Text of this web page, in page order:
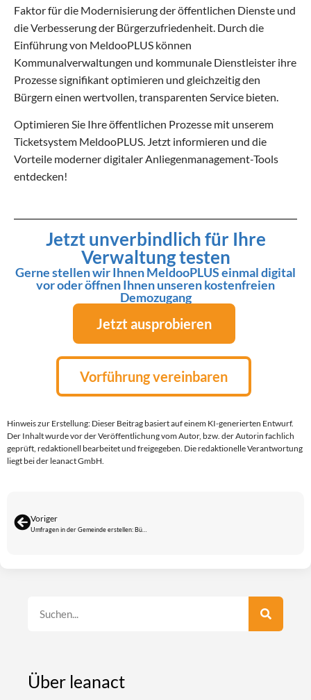
Faktor für die Modernisierung der öffentlichen Dienste und
die Verbesserung der Bürgerzufriedenheit. Durch die
Einführung von MeldooPLUS können
Kommunalverwaltungen und kommunale Dienstleister ihre
Prozesse signifikant optimieren und gleichzeitig den
Bürgern einen wertvollen, transparenten Service bieten.
Optimieren Sie Ihre öffentlichen Prozesse mit unserem
Ticketsystem MeldooPLUS. Jetzt informieren und die
Vorteile moderner digitaler Anliegenmanagement-Tools
entdecken!
Jetzt unverbindlich für Ihre
Verwaltung testen
Gerne stellen wir Ihnen MeldooPLUS einmal digital
vor oder öffnen Ihnen unseren kostenfreien
Demozugang
Jetzt ausprobieren
Vorführung vereinbaren
Hinweis zur Erstellung: Dieser Beitrag basiert auf einem KI-generierten Entwurf.
Der Inhalt wurde vor der Veröffentlichung vom Autor, bzw. der Autorin fachlich
geprüft, redaktionell bearbeitet und freigegeben. Die redaktionelle Verantwortung
liegt bei der leanact GmbH.
Voriger
Über leanact